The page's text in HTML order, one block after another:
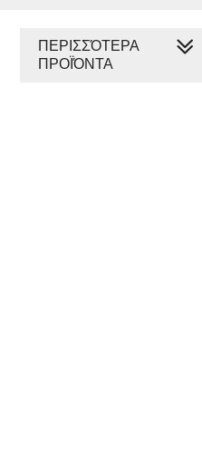
ΠΕΡΙΣΣΌΤΕΡΑ
ΠΡΟΪΌΝΤΑ